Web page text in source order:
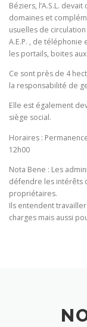
Béziers, l’A.S.L.
domaines et
usuelles de
A.E.P. , de téléphonie
les portails, boites
Ce sont près de 4
la responsabilité de
Elle est également
siège social.
Horaires :
12h00
Nota Bene : Les
défendre les intérêts
propriétaires.
Ils entendent
charges mais aussi